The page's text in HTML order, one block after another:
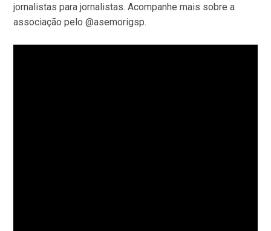
jornalistas para jornalistas. Acompanhe mais sobre a
associação pelo @asemorigsp.